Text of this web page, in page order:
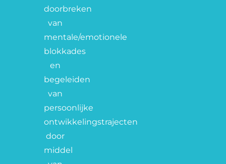
doorbreken
van
mentale/emotionele
blokkades
en
begeleiden
van
persoonlijke
ontwikkelingstrajecten
door
middel